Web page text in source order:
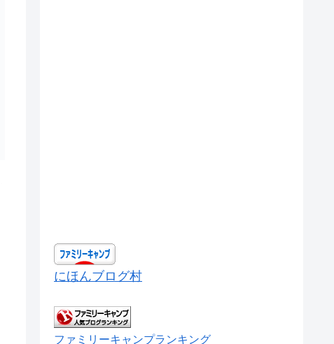
にほんブログ村
ファミリーキャンプランキング